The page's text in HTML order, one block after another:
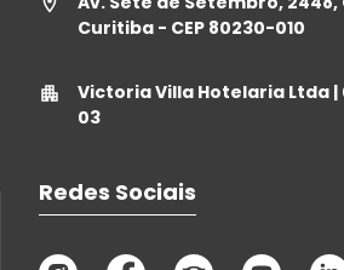
Curitiba - CEP 80230-010
Victoria Villa Hotelaria Ltda |
03
Redes Sociais